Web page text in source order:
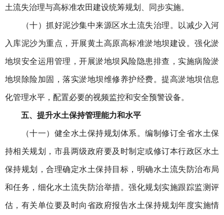
土流失治理与高标准农田建设统筹规划、同步实施。
（十）抓好泥沙集中来源区水土流失治理。以减少入河
入库泥沙为重点，开展黄土高原高标准淤地坝建设。强化淤
地坝安全运用管理，开展淤地坝风险隐患排查，实施病险淤
地坝除险加固，落实淤地坝维修养护经费。提高淤地坝信息
化管理水平，配置必要的视频监控和安全预警设备。
五、提升水土保持管理能力和水平
（十一）健全水土保持规划体系。编制修订全省水土保
持相关规划，市县两级政府要及时制定或修订本行政区水土
保持规划，合理确定水土保持目标，明确水土流失防治布局
和任务，细化水土流失防治举措。强化规划实施跟踪监测评
估，有关单位要及时向省政府报告水土保持规划年度实施情